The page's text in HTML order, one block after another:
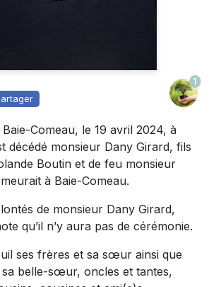
1
Comeau, le 19 avril 2024, à
décédé monsieur Dany Girard, fils
Boutin et de feu monsieur
à Baie-Comeau.
de monsieur Dany Girard,
qu’il n’y aura pas de cérémonie.
ses frères et sa sœur ainsi que
belle-sœur, oncles et tantes,